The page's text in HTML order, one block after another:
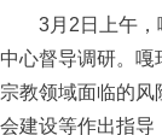
3月2日上午，嘎
中心督导调研。
宗教领域面临的风
会建设等作出指导